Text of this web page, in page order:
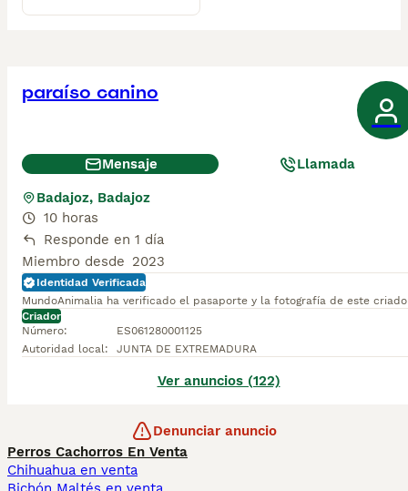
paraíso canino
Mensaje Llamada
Badajoz, Badajoz
10 horas
Responde en 1 día
Miembro desde 2023
Identidad Verificada
MundoAnimalia ha verificado el pasaporte y la fotografía de este
Criador
Número:
ES061280001125
Autoridad local: JUNTA DE EXTREMADURA
Ver anuncios (122)
Denunciar anuncio
Perros Cachorros En Venta
Chihuahua en venta